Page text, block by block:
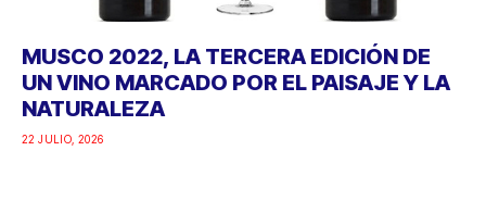
MUSCO 2022, LA TERCERA EDICIÓN DE
UN VINO MARCADO POR EL PAISAJE Y LA
NATURALEZA
22 JULIO, 2026